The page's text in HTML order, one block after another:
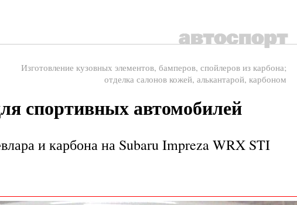
Изготовление кузовных элементов, бамперов, спойлеров из карбона;
отделка салонов кожей, алькантарой, карбоном
спортивных автомобилей
и карбона на Subaru Impreza WRX STI